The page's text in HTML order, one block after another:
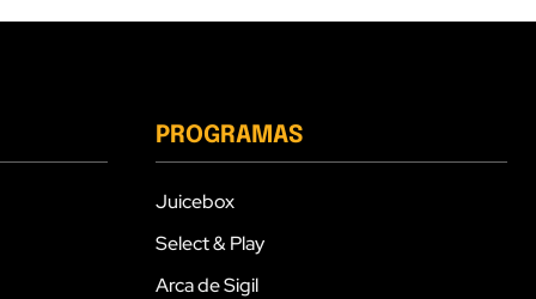
PROGRAMAS
Juicebox
Select & Play
Arca de Sigil